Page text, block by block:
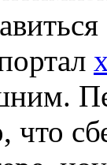
что